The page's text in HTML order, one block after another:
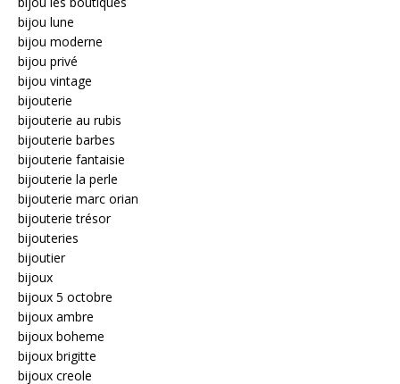
bijou lune
bijou moderne
bijou privé
bijou vintage
bijouterie
bijouterie au rubis
bijouterie barbes
bijouterie fantaisie
bijouterie la perle
bijouterie marc orian
bijouterie trésor
bijouteries
bijoutier
bijoux
bijoux 5 octobre
bijoux ambre
bijoux boheme
bijoux brigitte
bijoux creole